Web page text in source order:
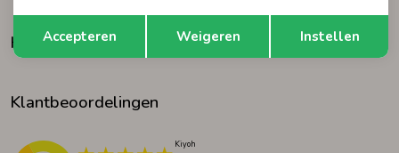
Beenmode
Rompers
Klantenservice
Klantbeoordelingen
Opslaan
Accepteren Weigeren Instellen